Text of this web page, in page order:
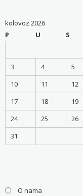
kolovoz 2026
P
U S
3
4 5
10
11 12
17
18 19
24
25 26
31
O nama